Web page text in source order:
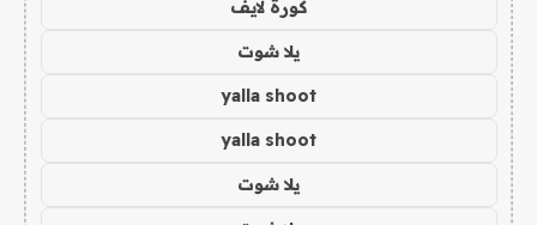
كورة لايف
يلا شوت
yalla shoot
yalla shoot
يلا شوت